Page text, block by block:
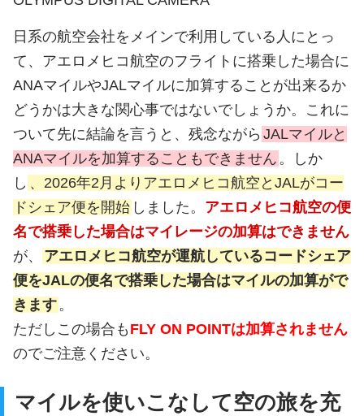
日系の航空会社をメインで利用している人にとっ
て、アエロメヒコ航空のフライトに搭乗した場合に
ANAマイルやJALマイルに加算することが出来るか
どうかは大きな関心事ではないでしょうか。これに
ついて先に結論を言うと、残念ながら JALマイルと
ANAマイルを加算することもできません 。しか
し 、2026年2月よりアエロメヒコ航空とJALがコー
ドシェア便を開始 しました。 アエロメヒコ航空の便
名で搭乗した場合はマイレージの加算はできません
が、
アエロメヒコ航空が運航しているコードシェア
便をJALの便名で搭乗した場合はマイルの加算がで
きます。
ただしこの場合も FLY ON POINTは加算されません
のでご注意ください。
マイルを使いこなして空の旅を充